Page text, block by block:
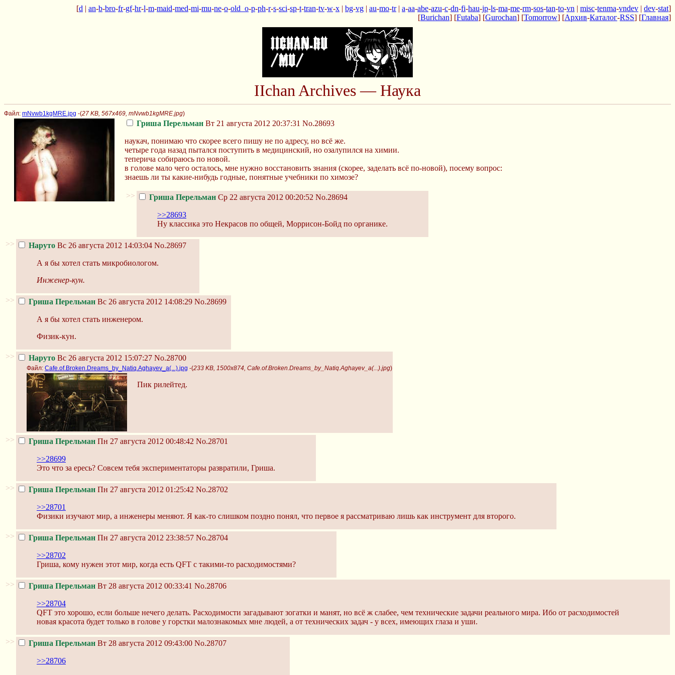
[d | an-b-bro-fr-gf-hr-l-m-maid-med-mi-mu-ne-o-old_o-p-ph-r-s-sci-sp-t-tran-tv-w-x | bg-vg | au-mo-tr| a-aa-abe-azu-c-dn-fi-hau-jp-ls-ma-me-rm-sos-tan-to-vn | misc-tenma-vndev | dev-stat]
[Burichan] [Futaba] [Gurochan] [Tomorrow] [Архив-Каталог-RSS] [Главная]
IIchan Archives — Наука
Файл: mNvwb1kgMRE.jpg -(27 KB, 567x469, mNvwb1kgMRE.jpg)
Гриша Перельман Вт 21 августа 2012 20:37:31 No.28693
наукач, понимаю что скорее всего пишу не по адресу, но всё же.
четыре года назад пытался поступить в медицинский, но озалупился на химии.
теперича собираюсь по новой.
в голове мало чего осталось, мне нужно восстановить знания (скорее, заделать всё по-новой), посему вопрос:
знаешь ли ты какие-нибудь годные, понятные учебники по химозе?
>> Гриша Перельман Ср 22 августа 2012 00:20:52 No.28694
>>28693
Ну классика это Некрасов по общей, Моррисон-Бойд по органике.
>> Наруто Вс 26 августа 2012 14:03:04 No.28697
А я бы хотел стать микробиологом.
Инженер-кун.
>> Гриша Перельман Вс 26 августа 2012 14:08:29 No.28699
А я бы хотел стать инженером.
Физик-кун.
>> Наруто Вс 26 августа 2012 15:07:27 No.28700
Файл: Cafe.of.Broken.Dreams_by_Natiq.Aghayev_a(...).jpg -(233 KB, 1500x874, Cafe.of.Broken.Dreams_by_Natiq.Aghayev_a(...).jpg)
Пик рилейтед.
>> Гриша Перельман Пн 27 августа 2012 00:48:42 No.28701
>>28699
Это что за ересь? Совсем тебя экспериментаторы развратили, Гриша.
>> Гриша Перельман Пн 27 августа 2012 01:25:42 No.28702
>>28701
Физики изучают мир, а инженеры меняют. Я как-то слишком поздно понял, что первое я рассматриваю лишь как инструмент для второго.
>> Гриша Перельман Пн 27 августа 2012 23:38:57 No.28704
>>28702
Гриша, кому нужен этот мир, когда есть QFT с такими-то расходимостями?
>> Гриша Перельман Вт 28 августа 2012 00:33:41 No.28706
>>28704
QFT это хорошо, если больше нечего делать. Расходимости загадывают зогатки и манят, но всё ж слабее, чем технические задачи реального мира. Ибо от расходимостей
новая красота будет только в голове у горстки малознакомых мне людей, а от технических задач - у всех, имеющих глаза и уши.
>> Гриша Перельман Вт 28 августа 2012 09:43:00 No.28707
>>28706